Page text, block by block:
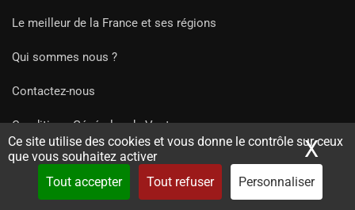
Ce site utilise des cookies et vous donne le contrôle sur ceux
que vous souhaitez activer
Tout accepter
Tout refuser Personnaliser
X
Le meilleur de la France et ses régions
Qui sommes nous ?
Contactez-nous
Conditions Générales de Ventes
Mentions Légales et CGU
Politique de confidentialité